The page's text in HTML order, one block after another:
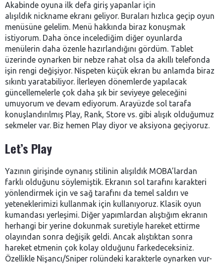
Akabinde oyuna ilk defa giriş yapanlar için
alışıldık nickname ekranı geliyor. Buraları hızlıca geçip oyun
menüsüne gelelim. Menü hakkında biraz konuşmak
istiyorum. Daha önce incelediğim diğer oyunlarda
menülerin daha özenle hazırlandığını gördüm. Tablet
üzerinde oynarken bir nebze rahat olsa da akıllı telefonda
işin rengi değişiyor. Nispeten küçük ekran bu anlamda biraz
sıkıntı yaratabiliyor. İlerleyen dönemlerde yapılacak
güncellemelerle çok daha şık bir seviyeye geleceğini
umuyorum ve devam ediyorum. Arayüzde sol tarafa
konuşlandırılmış Play, Rank, Store vs. gibi alışık olduğumuz
sekmeler var. Biz hemen Play diyor ve aksiyona geçiyoruz.
Let’s Play
Yazının girişinde oynanış stilinin alışıldık MOBA’lardan
farklı olduğunu söylemiştik. Ekranın sol tarafını karakteri
yönlendirmek için ve sağ tarafını da temel saldırı ve
yeteneklerimizi kullanmak için kullanıyoruz. Klasik oyun
kumandası yerleşimi. Diğer yapımlardan alıştığım ekranın
herhangi bir yerine dokunmak suretiyle hareket ettirme
olayından sonra değişik geldi. Ancak alıştıktan sonra
hareket etmenin çok kolay olduğunu farkedeceksiniz.
Özellikle Nişancı/Sniper rolündeki karakterle oynarken vur-